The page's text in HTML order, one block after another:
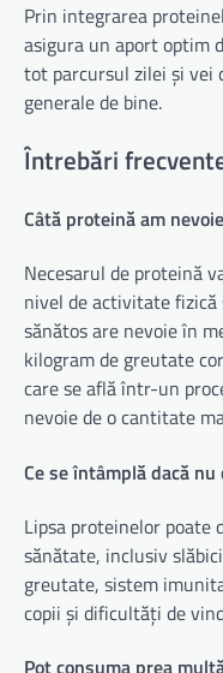
Prin integrarea
asigura un aport optim
tot parcursul zilei și
generale de bine.
Întrebări
Câtă proteină am
Necesarul de proteină
nivel de activitate
sănătos are nevoie în
kilogram de greutate
care se află într-un
nevoie de o cantitate
Ce se întâmplă dacă
Lipsa proteinelor poate
sănătate, inclusiv
greutate, sistem
copii și dificultăți de